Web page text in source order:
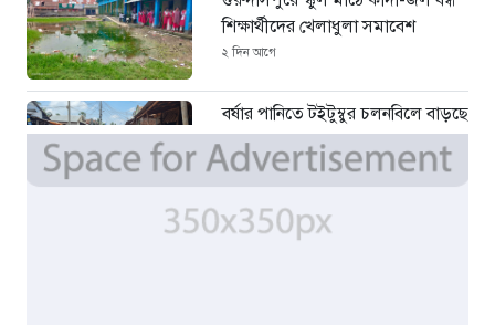
শিক্ষার্থীদের খেলাধুলা সমাবেশ
২ দিন আগে
বর্ষার পানিতে টইটুম্বুর চলনবিলে বাড়ছে
ডিঙি নৌকার চাহিদা
৪ দিন আগে
সিন্ডিকেটের কবজায় পাটের বাজার,